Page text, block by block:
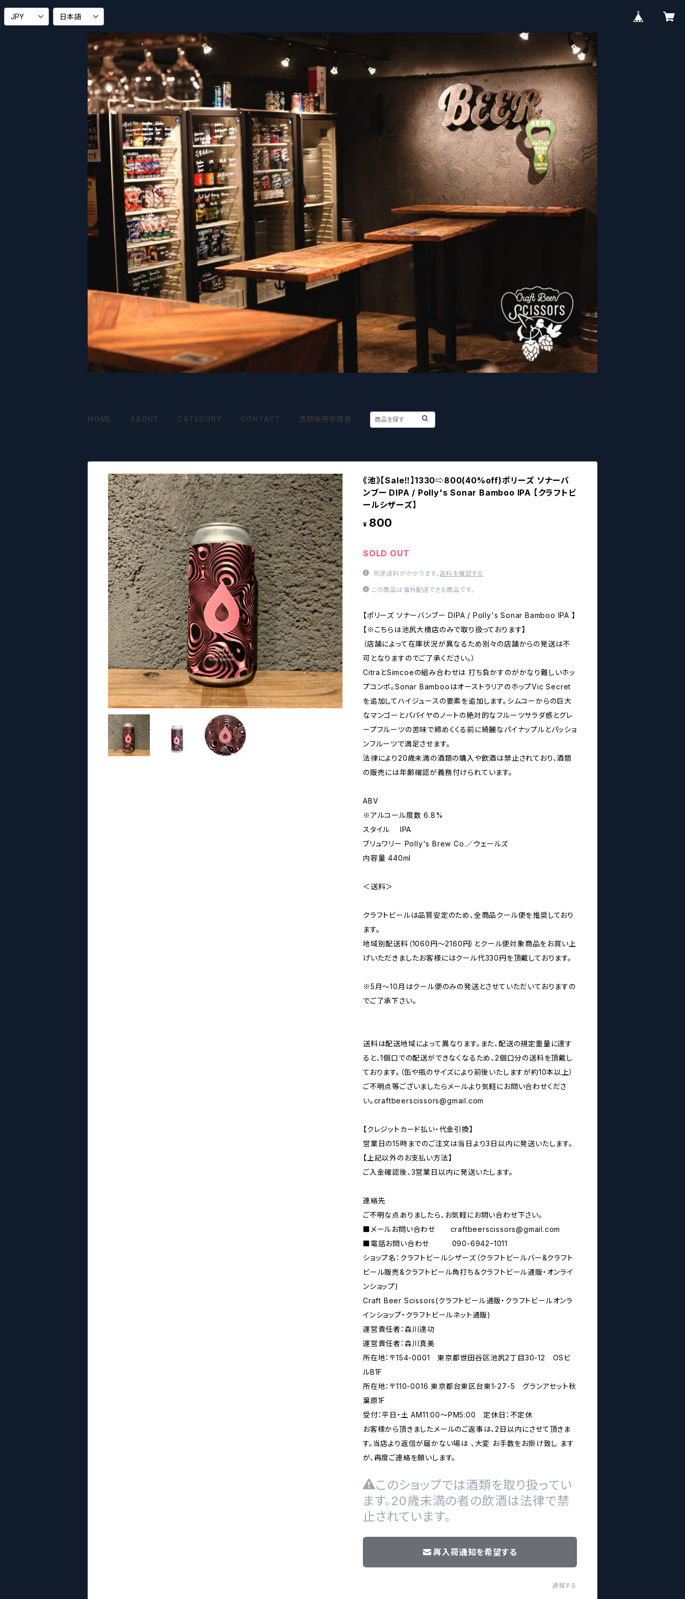
HOME ABOUT CATEGORY CONTACT 酒類販売管理者
《池》【Sale‼︎】1330⇨800(40%off)ポリーズ ソナーバ
ンブー DIPA / Polly's Sonar Bamboo IPA 【クラフトビ
ールシザーズ】
¥ 800
SOLD OUT
別途送料がかかります。送料を確認する
この商品は海外配送できる商品です。
【ポリーズ ソナーバンブー DIPA / Polly's Sonar Bamboo IPA 】
【※こちらは池尻大橋店のみで取り扱っております】
（店舗によって在庫状況が異なるため別々の店舗からの発送は不
可となりますのでご了承ください。）
CitraとSimcoeの組み合わせは 打ち負かすのがかなり難しいホッ
プコンボ。Sonar BambooはオーストラリアのホップVic Secret
を追加してハイジュースの要素を追加します。シムコーからの巨大
なマンゴーとパパイヤのノートの絶対的なフルーツサラダ感とグレ
ープフルーツの苦味で締めくくる前に綺麗なパイナップルとパッショ
ンフルーツで満足させます。
法律により20歳未満の酒類の購入や飲酒は禁止されており、酒類
の販売には年齢確認が義務付けられています。
ABV
※アルコール度数 6.8%
スタイル IPA
ブリュワリー Polly's Brew Co.／ウェールズ
内容量 440ml
＜送料＞
クラフトビールは品質安定のため、全商品クール便を推奨しており
ます。
地域別配送料（1060円～2160円）とクール便対象商品をお買い上
げいただきましたお客様にはクール代330円を頂戴しております。
※5月～10月はクール便のみの発送とさせていただいておりますの
でご了承下さい。
送料は配送地域によって異なります。また、配送の規定重量に達す
ると、1個口での配送ができなくなるため、2個口分の送料を頂戴し
ております。（缶や瓶のサイズにより前後いたしますが約10本以上）
ご不明点等ございましたらメールより気軽にお問い合わせくださ
い。craftbeerscissors@gmail.com
【クレジットカード払い・代金引換】
営業日の15時までのご注文は当日より3日以内に発送いたします。
【上記以外のお支払い方法】
ご入金確認後、3営業日以内に発送いたします。
連絡先
ご不明な点ありましたら、お気軽にお問い合わせ下さい。
■メールお問い合わせ craftbeerscissors@gmail.com
■電話お問い合わせ 090-6942ｰ1011
ショップ名：クラフトビールシザーズ（クラフトビールバー&クラフト
ビール販売&クラフトビール角打ち＆クラフトビール通販・オンライ
ンショップ)
Craft Beer Scissors(クラフトビール通販・クラフトビールオンラ
インショップ・クラフトビールネット通販)
運営責任者：森川達功
運営責任者：森川真美
所在地：〒154-0001 東京都世田谷区池尻2丁目30-12 OSビ
ルB1F
所在地：〒110-0016 東京都台東区台東1-27-5 グランアセット秋
葉原1F
受付：平日・土 AM11:00～PM5:00 定休日：不定休
お客様から頂きましたメールのご返事は、2日以内にさせて頂きま
す。当店より返信が届かない場は 、大変 お手数をお掛け致し ます
が、再度ご連絡を願いします。
このショップでは酒類を取り扱ってい
ます。20歳未満の者の飲酒は法律で禁
止されています。
再入荷通知を希望する
通報する